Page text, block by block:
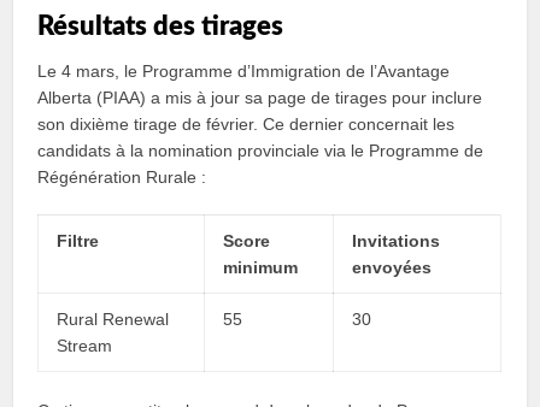
Résultats des tirages
Le 4 mars, le Programme d’Immigration de l’Avantage
Alberta (PIAA) a mis à jour sa page de tirages pour inclure
son dixième tirage de février. Ce dernier concernait les
candidats à la nomination provinciale via le Programme de
Régénération Rurale :
Filtre
Score
minimum
Invitations
envoyées
Rural Renewal
Stream
55 30